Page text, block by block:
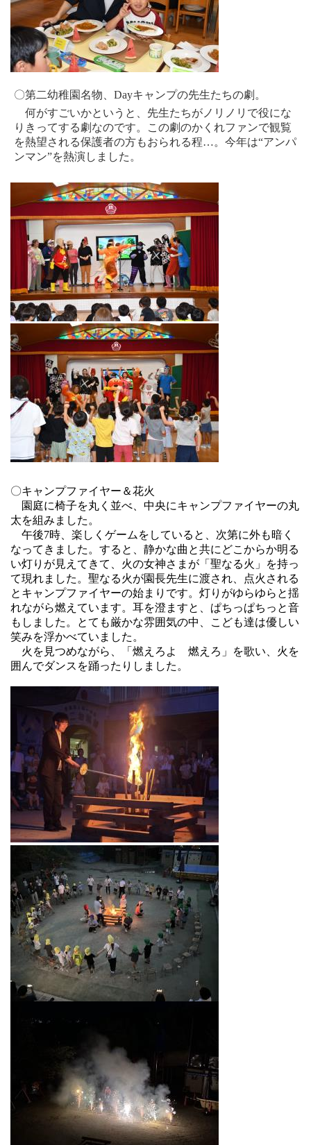
〇第二幼稚園名物、Dayキャンプの先生たちの劇。
何がすごいかというと、先生たちがノリノリで役にな
りきってする劇なのです。この劇のかくれファンで観覧
を熱望される保護者の方もおられる程…。今年は“アンパ
ンマン”を熱演しました。
〇キャンプファイヤー＆花火
園庭に椅子を丸く並べ、中央にキャンプファイヤーの丸
太を組みました。
午後7時、楽しくゲームをしていると、次第に外も暗く
なってきました。すると、静かな曲と共にどこからか明る
い灯りが見えてきて、火の女神さまが「聖なる火」を持っ
て現れました。聖なる火が園長先生に渡され、点火される
とキャンプファイヤーの始まりです。灯りがゆらゆらと揺
れながら燃えています。耳を澄ますと、ぱちっぱちっと音
もしました。とても厳かな雰囲気の中、こども達は優しい
笑みを浮かべていました。
火を見つめながら、「燃えろよ 燃えろ」を歌い、火を
囲んでダンスを踊ったりしました。